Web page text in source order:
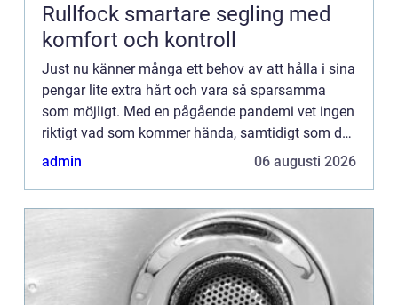
Rullfock smartare segling med
komfort och kontroll
Just nu känner många ett behov av att hålla i sina
pengar lite extra hårt och vara så sparsamma
som möjligt. Med en pågående pandemi vet ingen
riktigt vad som kommer hända, samtidigt som det
finns ett behov av att försöka leva så ”normalt”...
admin 06 augusti 2026